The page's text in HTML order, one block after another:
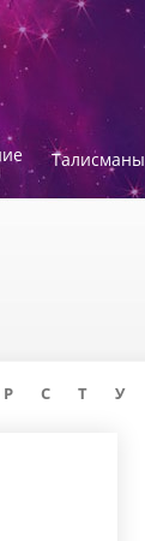
Талисманы
Р С Т У